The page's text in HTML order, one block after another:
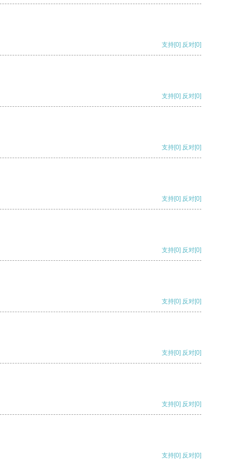
支持[0] 反对[0]
支持[0] 反对[0]
支持[0] 反对[0]
支持[0] 反对[0]
支持[0] 反对[0]
支持[0] 反对[0]
支持[0] 反对[0]
支持[0] 反对[0]
支持[0] 反对[0]